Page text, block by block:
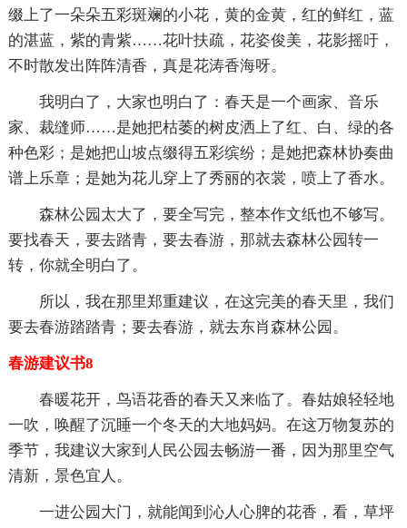
缀上了一朵朵五彩斑斓的小花，黄的金黄，红的鲜红，蓝
的湛蓝，紫的青紫……花叶扶疏，花姿俊美，花影摇吁，
不时散发出阵阵清香，真是花涛香海呀。
我明白了，大家也明白了：春天是一个画家、音乐
家、裁缝师……是她把枯萎的树皮洒上了红、白、绿的各
种色彩；是她把山坡点缀得五彩缤纷；是她把森林协奏曲
谱上乐章；是她为花儿穿上了秀丽的衣裳，喷上了香水。
森林公园太大了，要全写完，整本作文纸也不够写。
要找春天，要去踏青，要去春游，那就去森林公园转一
转，你就全明白了。
所以，我在那里郑重建议，在这完美的春天里，我们
要去春游踏踏青；要去春游，就去东肖森林公园。
春游建议书8
春暖花开，鸟语花香的春天又来临了。春姑娘轻轻地
一吹，唤醒了沉睡一个冬天的大地妈妈。在这万物复苏的
季节，我建议大家到人民公园去畅游一番，因为那里空气
清新，景色宜人。
一进公园大门，就能闻到沁人心脾的花香，看，草坪